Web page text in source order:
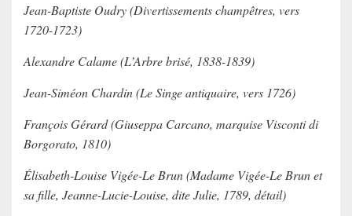
Jean-Baptiste Oudry(Divertissements champêtres, vers
1720-1723)
Alexandre Calame(L’Arbre brisé, 1838-1839)
Jean-Siméon Chardin(Le Singe antiquaire, vers 1726)
FrançoisGérard(Giuseppa Carcano, marquise Visconti di
Borgorato, 1810)
Élisabeth-Louise Vigée-Le Brun(Madame Vigée-Le Brun et
sa fille, Jeanne-Lucie-Louise, dite Julie, 1789, détail)